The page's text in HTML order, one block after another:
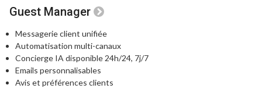
Guest Manager
Messagerie client unifiée
Automatisation multi-canaux
Concierge IA disponible 24h/24, 7j/7
Emails personnalisables
Avis et préférences clients